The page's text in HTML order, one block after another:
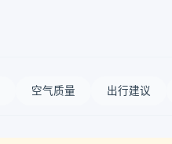
空气质量 出行建议